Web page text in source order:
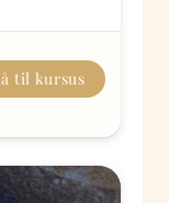
til kursus